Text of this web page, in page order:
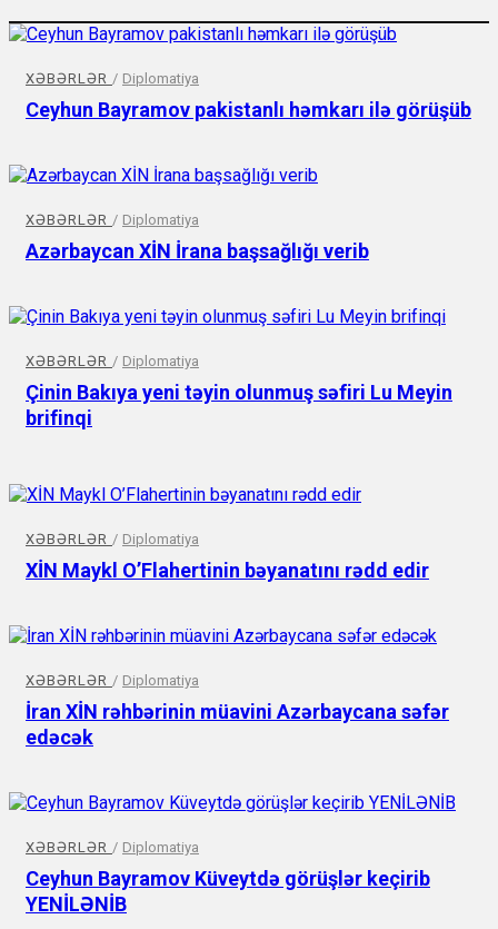
XƏBƏRLƏR / Diplomatiya
Ceyhun Bayramov pakistanlı həmkarı ilə görüşüb
XƏBƏRLƏR / Diplomatiya
Azərbaycan XİN İrana başsağlığı verib
XƏBƏRLƏR / Diplomatiya
Çinin Bakıya yeni təyin olunmuş səfiri Lu Meyin
brifinqi
XƏBƏRLƏR / Diplomatiya
XİN Maykl O’Flahertinin bəyanatını rədd edir
XƏBƏRLƏR / Diplomatiya
İran XİN rəhbərinin müavini Azərbaycana səfər
edəcək
XƏBƏRLƏR / Diplomatiya
Ceyhun Bayramov Küveytdə görüşlər keçirib
YENİLƏNİB